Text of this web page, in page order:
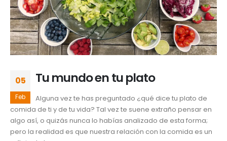
05
Feb
Tu mundo en tu plato
Alguna vez te has preguntado ¿qué dice tu plato de
comida de ti y de tu vida? Tal vez te suene extraño pensar en
algo así, o quizás nunca lo habías analizado de esta forma;
pero la realidad es que nuestra relación con la comida es un